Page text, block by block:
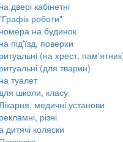
двері кабінетні
роботи"
на будинок
під'їзд, поверхи
(на хрест,
(для тварин)
туалет
школи, класу
медичні установи
різні
коляски